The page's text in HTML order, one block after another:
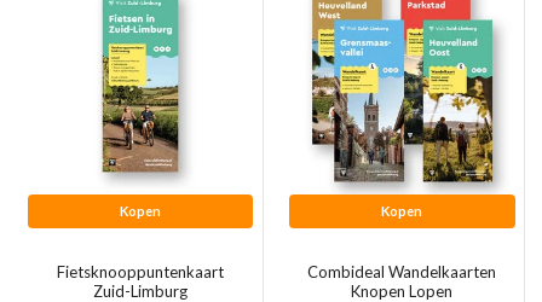
Ansichtkaarten
Kopen
Fietsknooppuntenkaart
Zuid-Limburg
Kopen
Combideal Wandelkaarten
Knopen Lopen